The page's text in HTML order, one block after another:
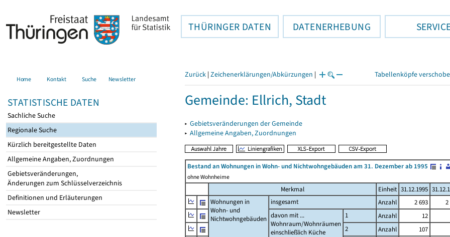
THÜRINGER DATEN DATENERHEBUNG
Home Kontakt Suche Newsletter
STATISTISCHE DATEN
Sachliche Suche
Regionale Suche
Kürzlich bereitgestellte Daten
Allgemeine Angaben, Zuordnungen
Gebietsveränderungen,
Änderungen zum Schlüsselverzeichnis
Definitionen und Erläuterungen
Newsletter
Zurück | Zeichenerklärungen/Abkürzungen | Tabellenköpfe
Gemeinde: Ellrich, Stadt
▸ Gebietsveränderungen der Gemeinde
▸ Allgemeine Angaben, Zuordnungen
Bestand an Wohnungen in Wohn- und Nichtwohngebäuden am 31. Dezember ab 1995
ohne Wohnheime
Merkmal Einheit 31.12.1995
Wohnungen in
Wohn- und
Nichtwohngebäuden
insgesamt Anzahl 2 693
2
davon mit ...
Wohnraum/Wohnräumen
einschließlich Küche
1 Anzahl
12
2
Anzahl
107